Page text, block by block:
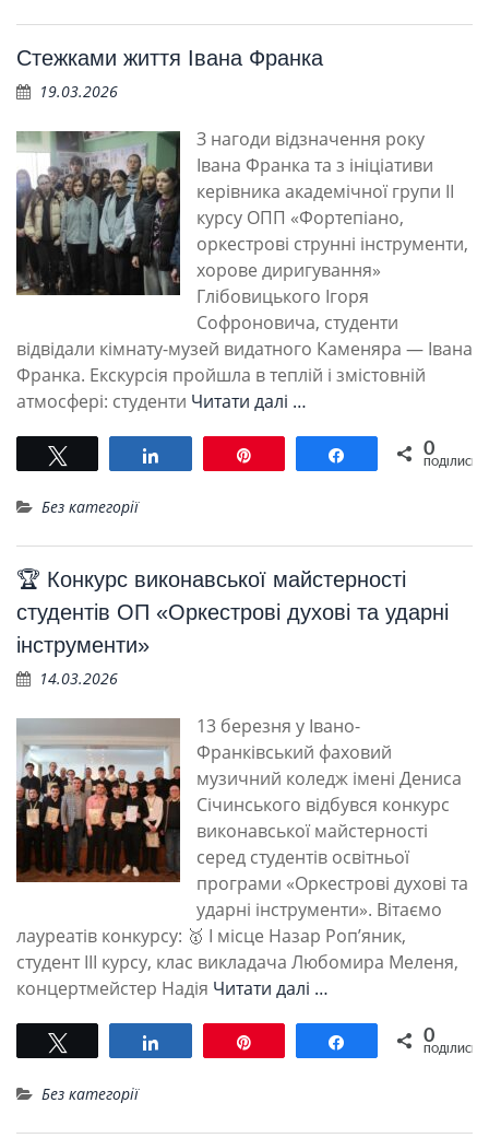
Стежками життя Івана Франка
19.03.2026
З нагоди відзначення року
Івана Франка та з ініціативи
керівника академічної групи ІІ
курсу ОПП «Фортепіано,
оркестрові струнні інструменти,
хорове диригування»
Глібовицького Ігоря
Софроновича, студенти
відвідали кімнату-музей видатного Каменяра — Івана
Франка. Екскурсія пройшла в теплій і змістовній
атмосфері: студенти Читати далі …
Поділитися Поділитися
0
ПОДІЛИСЬ
Без категорії
🏆 Конкурс виконавської майстерності
студентів ОП «Оркестрові духові та ударні
інструменти»
14.03.2026
13 березня у Івано-
Франківський фаховий
музичний коледж імені Дениса
Січинського відбувся конкурс
виконавської майстерності
серед студентів освітньої
програми «Оркестрові духові та
ударні інструменти». Вітаємо
лауреатів конкурсу: 🥇 І місце Назар Роп’яник,
студент ІІІ курсу, клас викладача Любомира Меленя,
концертмейстер Надія Читати далі …
Поділитися Поділитися
0
ПОДІЛИСЬ
Без категорії